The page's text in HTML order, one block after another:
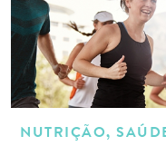
NUTRIÇÃO,